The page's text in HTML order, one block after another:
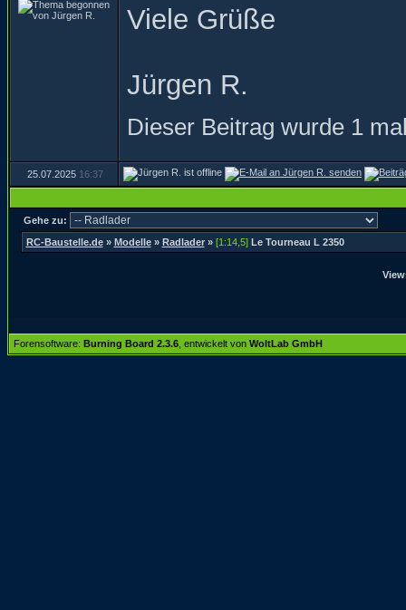
Viele Grüße
Jürgen R.
Dieser Beitrag wurde 1
25.07.2025 16:37
Gehe zu:
RC-Baustelle.de» Modelle» Radlader» [1:14,5] Le Tourneau L 2350
Forensoftware: Burning Board 2.3.6 , entwickelt von WoltLab GmbH